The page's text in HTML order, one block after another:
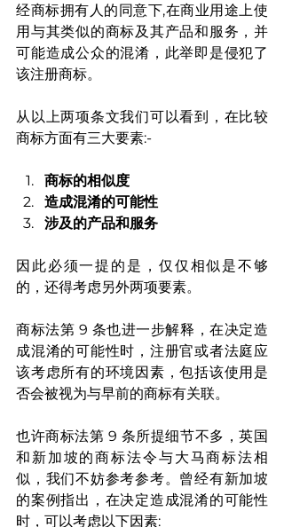
经商标拥有人的同意下,在商业用途上使
用与其类似的商标及其产品和服务，并
可能造成公众的混淆，此举即是侵犯了
该注册商标。
从以上两项条文我们可以看到，在比较
商标方面有三大要素:-
商标的相似度
造成混淆的可能性
涉及的产品和服务
因此必须一提的是，仅仅相似是不够
的，还得考虑另外两项要素。
商标法第 9 条也进一步解释，在决定造
成混淆的可能性时，注册官或者法庭应
该考虑所有的环境因素，包括该使用是
否会被视为与早前的商标有关联。
也许商标法第 9 条所提细节不多，英国
和新加坡的商标法令与大马商标法相
似，我们不妨参考参考。曾经有新加坡
的案例指出，在决定造成混淆的可能性
时，可以考虑以下因素: